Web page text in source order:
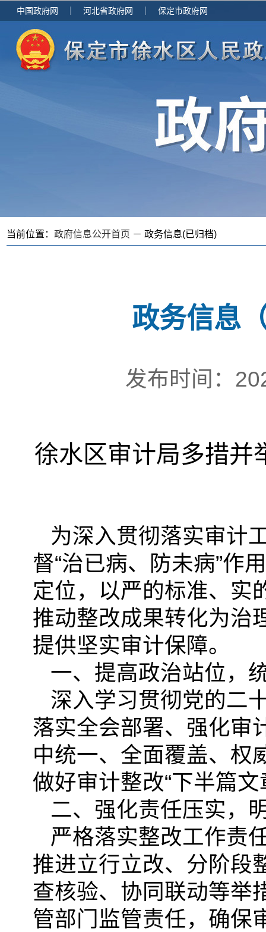
中国政府网 河北省政府网 保定市政府网
当前位置： 政府信息公开首页 － 政务信息(已归档)
政务信息
发布时间：
徐水区审计局多措并
为深入贯彻落实审计
督“治已病、防未病”作
定位，以严的标准、实
推动整改成果转化为治
提供坚实审计保障。
一、提高政治站位，
深入学习贯彻党的二
落实全会部署、强化审
中统一、全面覆盖、权
做好审计整改“下半篇文
二、强化责任压实，
严格落实整改工作责
推进立行立改、分阶段
查核验、协同联动等举
管部门监管责任，确保